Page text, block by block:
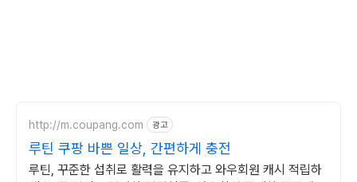
http://m.coupang.com 광고
루틴 쿠팡 바쁜 일상, 간편하게 충전
루틴, 꾸준한 섭취로 활력을 유지하고 와우회원 캐시 적립하